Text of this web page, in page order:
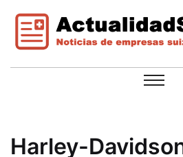
Harley-